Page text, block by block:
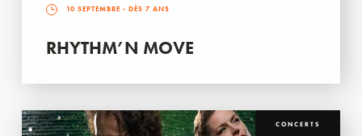
10 SEPTEMBRE - DÈS 7 ANS
RHYTHM’N MOVE
CONCERTS